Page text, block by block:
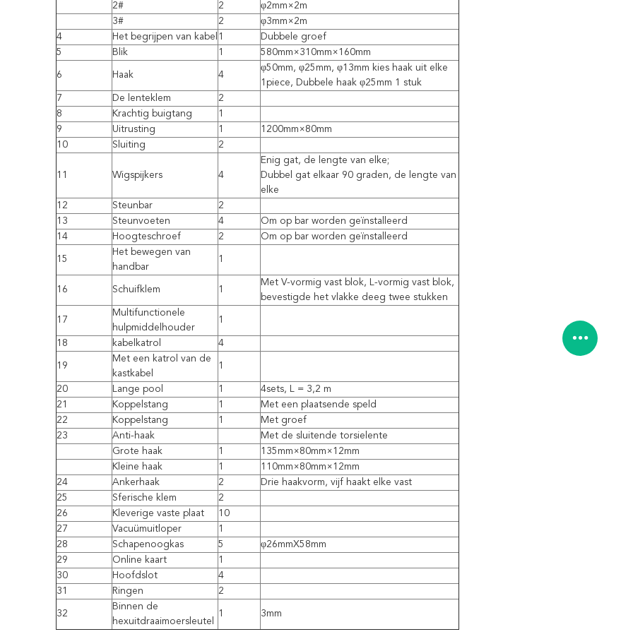
2#
2
φ2mm×2m
3#
2
φ3mm×2m
4
Het begrijpen van kabel 1
Dubbele groef
5
Blik 1 580mm×310mm×160mm
6 Haak 4
φ50mm, φ25mm, φ13mm kies haak uit elke
1piece, Dubbele haak φ25mm 1 stuk
7
De lenteklem
2
8
Krachtig buigtang
1
9
Uitrusting 1
1200mm×80mm
10
Sluiting 2
11 Wigspijkers 4
Enig gat, de lengte van elke;
Dubbel gat elkaar 90 graden, de lengte van
elke
12
Steunbar
2
13
Steunvoeten 4
Om op bar worden geïnstalleerd
14
Hoogteschroef 2 Om op bar worden geïnstalleerd
15
Het bewegen van
handbar
1
16 Schuifklem 1
Met V-vormig vast blok, L-vormig vast blok,
bevestigde het vlakke deeg twee stukken
17
Multifunctionele
hulpmiddelhouder
1
18 kabelkatrol 4
19
Met een katrol van de
kastkabel
1
20 Lange pool 1
4sets, L = 3,2 m
21
Koppelstang 1
Met een plaatsende speld
22
Koppelstang 1
Met groef
23
Anti-haak
Met de sluitende torsielente
Grote haak
1
135mm×80mm×12mm
Kleine haak
1
110mm×80mm×12mm
24
Ankerhaak 2
Drie haakvorm, vijf haakt elke vast
25
Sferische klem
2
26
Kleverige vaste plaat
10
27
Vacuümuitloper
1
28
Schapenoogkas 5
φ26mmX58mm
29
Online kaart
1
30
Hoofdslot
4
31
Ringen 2
32
Binnen de
hexuitdraaimoersleutel
1 3mm